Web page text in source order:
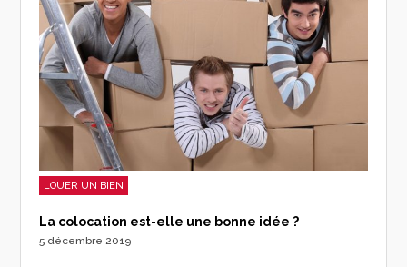
LOUER UN BIEN
La colocation est-elle une bonne idée ?
5 décembre 2019